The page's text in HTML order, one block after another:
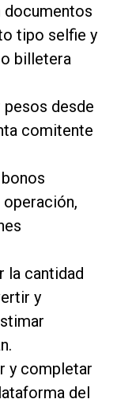
tipo selfie y
billetera
desde
comitente
la cantidad
y
y completar
del